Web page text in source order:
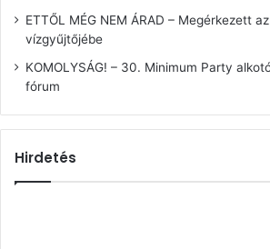
ETTŐL MÉG NEM ÁRAD – Megérkezett
vízgyűjtőjébe
KOMOLYSÁG! – 30. Minimum Party
fórum
Hirdetés